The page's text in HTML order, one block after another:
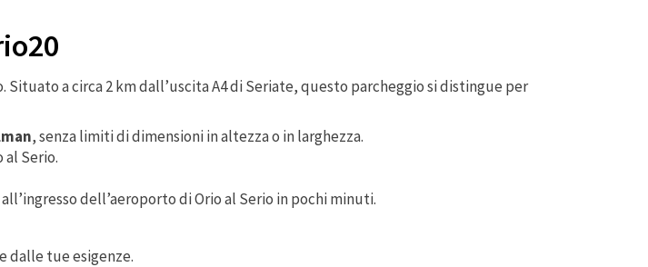
a circa 2 km dall’uscita A4 di Seriate, questo parcheggio si distingue per
, senza limiti di dimensioni in altezza o in larghezza.
al Serio.
dell’aeroporto di Orio al Serio in pochi minuti.
dalle tue esigenze.